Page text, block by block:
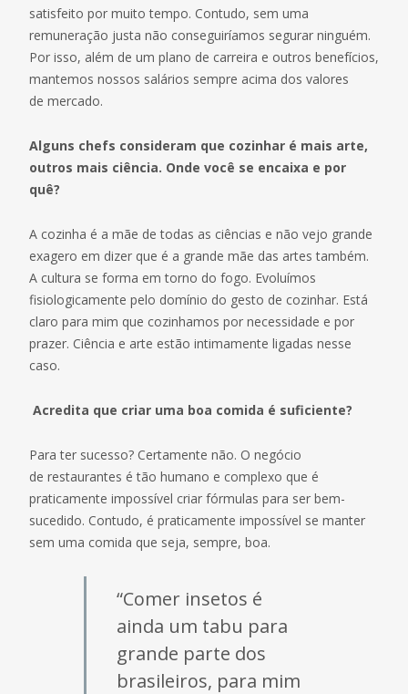
satisfeito por muito tempo. Contudo, sem uma
remuneração justa não conseguiríamos segurar ninguém.
Por isso, além de um plano de carreira e outros benefícios,
mantemos nossos salários sempre acima dos valores
de mercado.
Alguns chefs consideram que cozinhar é mais arte,
outros mais ciência. Onde você se encaixa e por
quê?
A cozinha é a mãe de todas as ciências e não vejo grande
exagero em dizer que é a grande mãe das artes também.
A cultura se forma em torno do fogo. Evoluímos
fisiologicamente pelo domínio do gesto de cozinhar. Está
claro para mim que cozinhamos por necessidade e por
prazer. Ciência e arte estão intimamente ligadas nesse
caso.
Acredita que criar uma boa comida é suficiente?
Para ter sucesso? Certamente não. O negócio
de restaurantes é tão humano e complexo que é
praticamente impossível criar fórmulas para ser bem-
sucedido. Contudo, é praticamente impossível se manter
sem uma comida que seja, sempre, boa.
“Comer insetos é
ainda um tabu para
grande parte dos
brasileiros, para mim